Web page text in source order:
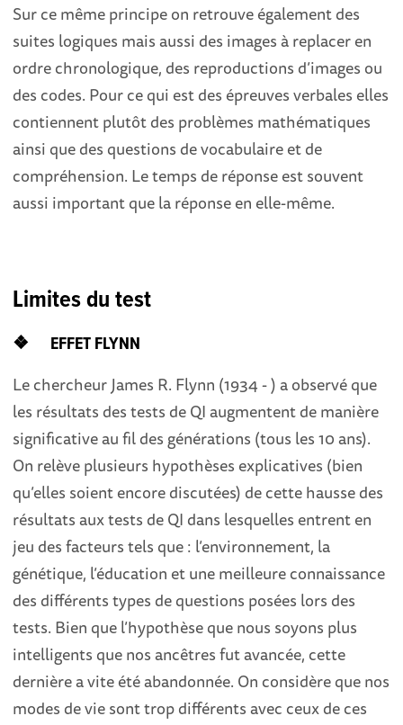
Sur ce même principe on retrouve également des
suites logiques mais aussi des images à replacer en
ordre chronologique, des reproductions d’images ou
des codes. Pour ce qui est des épreuves verbales elles
contiennent plutôt des problèmes mathématiques
ainsi que des questions de vocabulaire et de
compréhension. Le temps de réponse est souvent
aussi important que la réponse en elle-même.
Limites du test
❖ EFFET FLYNN
Le chercheur James R. Flynn (1934 - ) a observé que
les résultats des tests de QI augmentent de manière
significative au fil des générations (tous les 10 ans).
On relève plusieurs hypothèses explicatives (bien
qu’elles soient encore discutées) de cette hausse des
résultats aux tests de QI dans lesquelles entrent en
jeu des facteurs tels que : l’environnement, la
génétique, l’éducation et une meilleure connaissance
des différents types de questions posées lors des
tests. Bien que l’hypothèse que nous soyons plus
intelligents que nos ancêtres fut avancée, cette
dernière a vite été abandonnée. On considère que nos
modes de vie sont trop différents avec ceux de ces